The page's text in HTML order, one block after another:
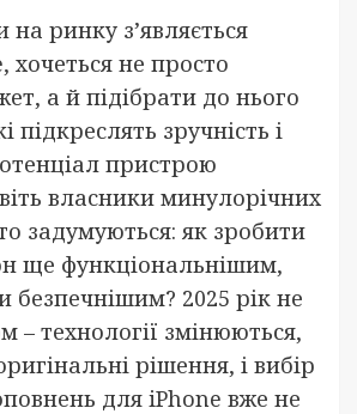
ринку з’являється
хочеться не просто
а й підібрати до нього
підкреслять зручність і
пристрою
власники минулорічних
задумуються: як зробити
ще функціональнішим,
безпечнішим? 2025 рік не
– технології змінюються,
рішення, і вибір
для iPhone вже не